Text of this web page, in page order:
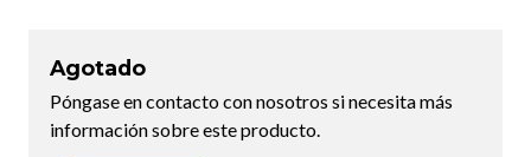
Agotado
Póngase en contacto con nosotros si necesita más
información sobre este producto.